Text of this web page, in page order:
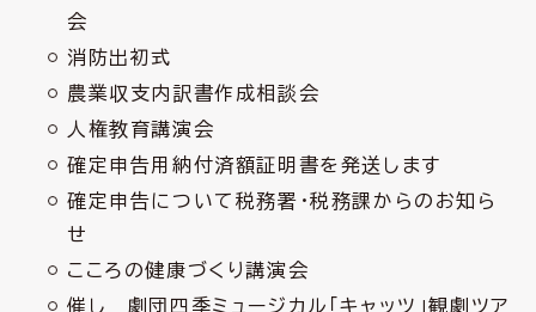
会
消防出初式
農業収支内訳書作成相談会
人権教育講演会
確定申告用納付済額証明書を発送します
確定申告について税務署・税務課からのお知ら
せ
こころの健康づくり講演会
催し 劇団四季ミュージカル「キャッツ」観劇ツア